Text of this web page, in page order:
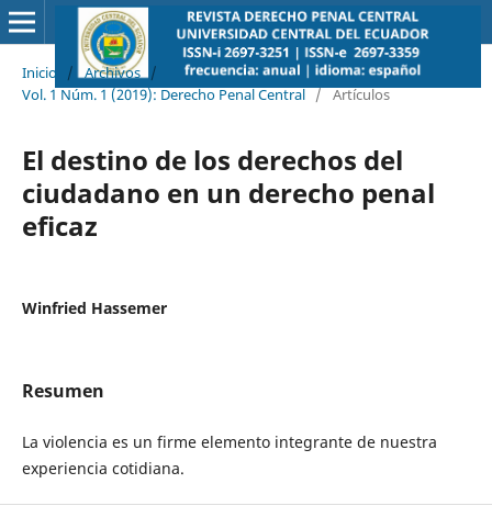
Inicio / Archivos /
Vol. 1 Núm. 1 (2019): Derecho Penal Central / Artículos
El destino de los derechos del
ciudadano en un derecho penal
eficaz
Winfried Hassemer
Resumen
La violencia es un firme elemento integrante de nuestra
experiencia cotidiana.